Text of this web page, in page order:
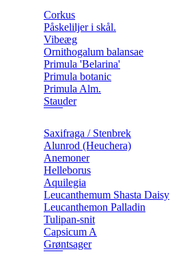
Corkus
Påskeliljer i skål.
Vibeæg
Ornithogalum balansae
Primula 'Belarina'
Primula botanic
Primula Alm.
Stauder
Saxifraga / Stenbrek
Alunrod (Heuchera)
Anemoner
Helleborus
Aquilegia
Leucanthemum Shasta Daisy
Leucanthemon Palladin
Tulipan-snit
Capsicum A
Grøntsager